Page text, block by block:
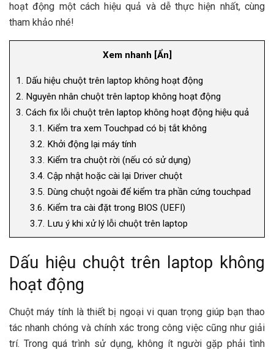
hoạt động một cách hiệu quả và dễ thực hiện nhất, cùng
tham khảo nhé!
Xem nhanh Ẩn
1.
Dấu hiệu chuột trên laptop không hoạt động
2. Nguyên nhân chuột trên laptop không hoạt động
3. Cách fix lỗi chuột trên laptop không hoạt động hiệu quả
3.1.
Kiểm tra xem Touchpad có bị tắt không
3.2. Khởi động lại máy tính
3.3. Kiểm tra chuột rời (nếu có sử dụng)
3.4. Cập nhật hoặc cài lại Driver chuột
3.5. Dùng chuột ngoài để kiểm tra phần cứng touchpad
3.6. Kiểm tra cài đặt trong BIOS (UEFI)
3.7. Lưu ý khi xử lý lỗi chuột trên laptop
Dấu hiệu chuột trên laptop không
hoạt động
Chuột máy tính là thiết bị ngoại vi quan trọng giúp bạn thao
tác nhanh chóng và chính xác trong công việc cũng như giải
trí. Trong quá trình sử dụng, không ít người gặp phải tình